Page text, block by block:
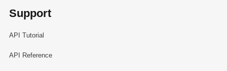
Support
API Tutorial
API Reference